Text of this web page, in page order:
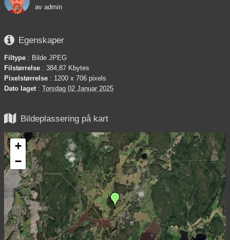
av admin
 Egenskaper
Filtype : Bilde JPEG
Filstørrelse : 384,87 Kbytes
Pixelstørrelse : 1200 x 706 pixels
Dato laget: Torsdag 02 Januar 2025
 Bildeplassering på kart
+
−